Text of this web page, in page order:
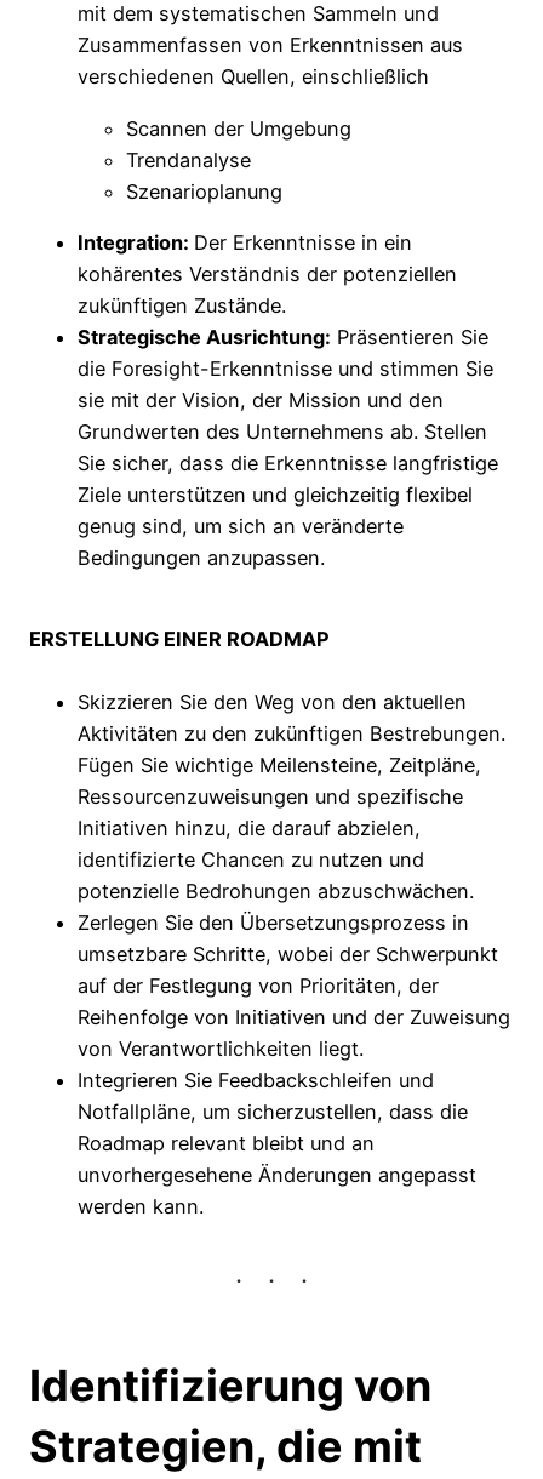
mit dem systematischen Sammeln und
Zusammenfassen von Erkenntnissen aus
verschiedenen Quellen, einschließlich
Scannen der Umgebung
Trendanalyse
Szenarioplanung
Integration: Der Erkenntnisse in ein
kohärentes Verständnis der potenziellen
zukünftigen Zustände.
Strategische Ausrichtung: Präsentieren Sie
die Foresight-Erkenntnisse und stimmen Sie
sie mit der Vision, der Mission und den
Grundwerten des Unternehmens ab. Stellen
Sie sicher, dass die Erkenntnisse langfristige
Ziele unterstützen und gleichzeitig flexibel
genug sind, um sich an veränderte
Bedingungen anzupassen.
ERSTELLUNG EINER ROADMAP
Skizzieren Sie den Weg von den aktuellen
Aktivitäten zu den zukünftigen Bestrebungen.
Fügen Sie wichtige Meilensteine, Zeitpläne,
Ressourcenzuweisungen und spezifische
Initiativen hinzu, die darauf abzielen,
identifizierte Chancen zu nutzen und
potenzielle Bedrohungen abzuschwächen.
Zerlegen Sie den Übersetzungsprozess in
umsetzbare Schritte, wobei der Schwerpunkt
auf der Festlegung von Prioritäten, der
Reihenfolge von Initiativen und der Zuweisung
von Verantwortlichkeiten liegt.
Integrieren Sie Feedbackschleifen und
Notfallpläne, um sicherzustellen, dass die
Roadmap relevant bleibt und an
unvorhergesehene Änderungen angepasst
werden kann.
Identifizierung von
Strategien, die mit